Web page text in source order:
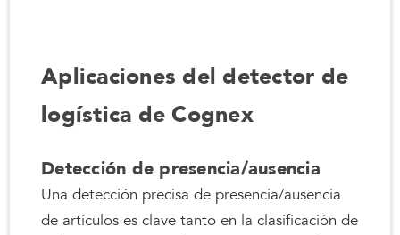
Aplicaciones del detector de
logística de Cognex
Detección de presencia/ausencia
Una detección precisa de presencia/ausencia
de artículos es clave tanto en la clasificación de